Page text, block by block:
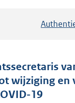
wijziging
19